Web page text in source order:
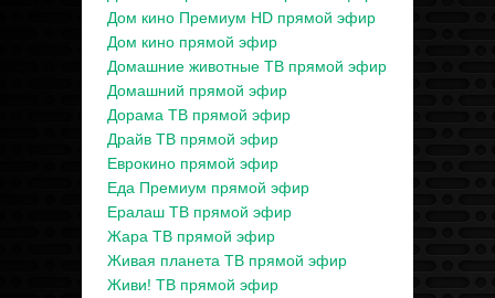
Дом кино Премиум HD прямой эфир
Дом кино прямой эфир
Домашние животные ТВ прямой эфир
Домашний прямой эфир
Дорама ТВ прямой эфир
Драйв ТВ прямой эфир
Еврокино прямой эфир
Еда Премиум прямой эфир
Ералаш ТВ прямой эфир
Жара ТВ прямой эфир
Живая планета ТВ прямой эфир
Живи! ТВ прямой эфир